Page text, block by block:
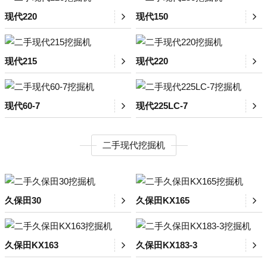
现代220 现代150
现代215 现代220
现代60-7 现代225LC-7
二手现代挖掘机
久保田30 久保田KX165
久保田KX163 久保田KX183-3